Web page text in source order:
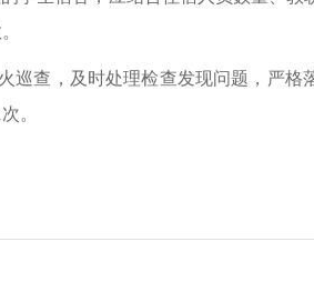
巡查，及时处理检查发现问题，严格
。